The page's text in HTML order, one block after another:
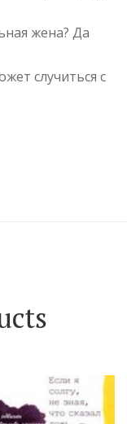
жена? Да
случиться с